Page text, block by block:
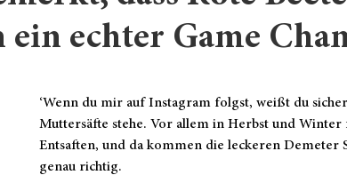
ein echter Game
‘Wenn du mir auf Instagram folgst, weißt du
Muttersäfte stehe. Vor allem in Herbst und
Entsaften, und da kommen die leckeren Demeter
genau richtig.